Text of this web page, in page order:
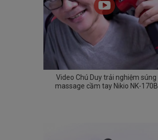
Video Chú Duy trải nghiệm súng
massage cầm tay Nikio NK-170B